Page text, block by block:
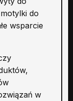
do
wsparcie
w